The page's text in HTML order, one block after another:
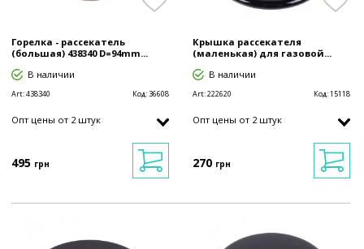
Горелка - рассекатель
(большая) 438340 D=94mm...
В наличии
Art:438340 Код: 36608
Опт цены от 2 штук
495 грн
Крышка рассекателя
(маленькая) для газовой...
В наличии
Art:222620 Код:15118
Опт цены от 2 штук
270 грн